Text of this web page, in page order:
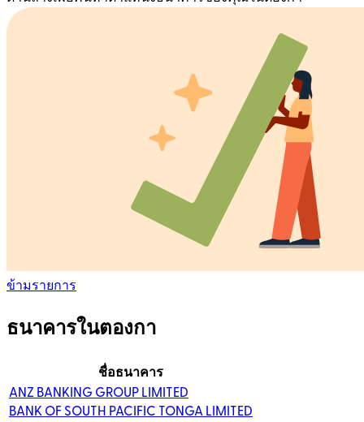
ข้ามรายการ
ธนาคารในตองกา
ชื่อธนาคาร
ANZ BANKING GROUP LIMITED
BANK OF SOUTH PACIFIC TONGA LIMITED